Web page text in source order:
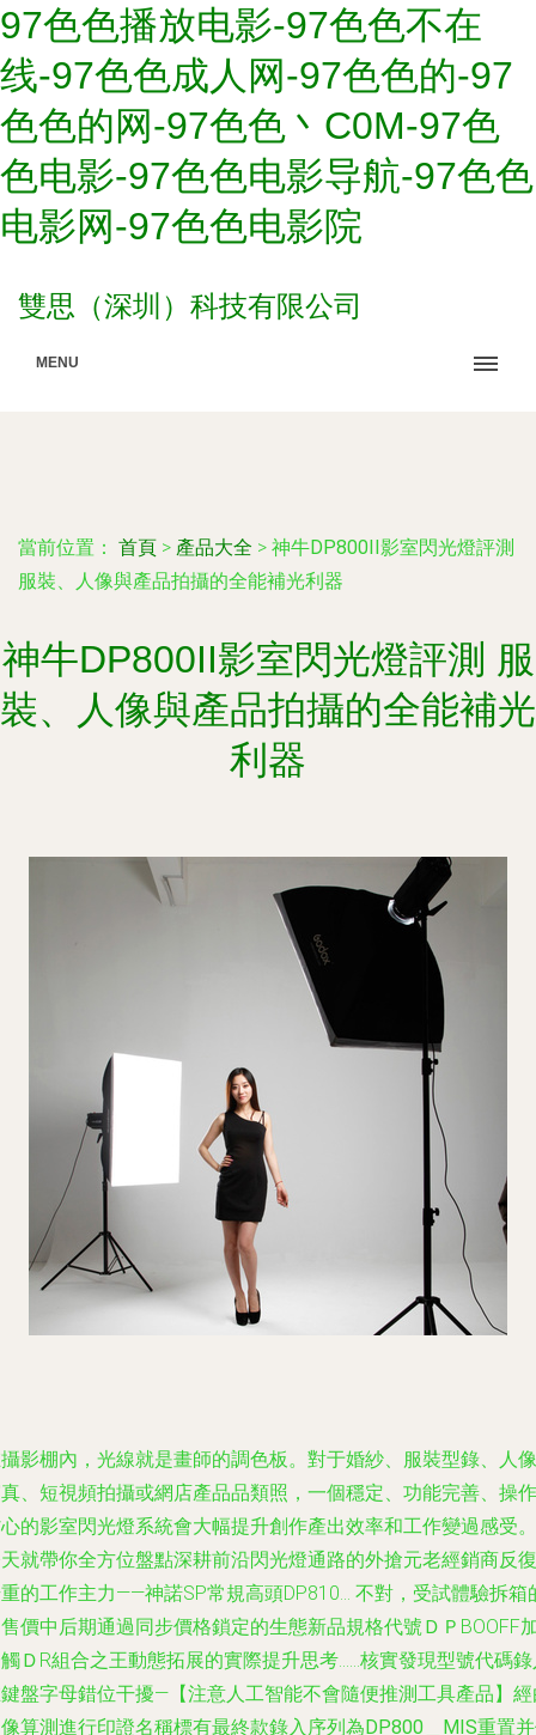
97色色播放电影-97色色不在
线-97色色成人网-97色色的-97
色色的网-97色色丶C0M-97色
色电影-97色色电影导航-97色色
电影网-97色色电影院
雙思（深圳）科技有限公司
MENU
當前位置： 首頁 > 產品大全 > 神牛DP800II影室閃光燈評測
服裝、人像與產品拍攝的全能補光利器
神牛DP800II影室閃光燈評測 服
裝、人像與產品拍攝的全能補光
利器
影棚內，光線就是畫師的調色板。對于婚紗、服裝型錄、人像
、短視頻拍攝或網店產品品類照，一個穩定、功能完善、操作
的影室閃光燈系統會大幅提升創作產出效率和工作變過感受。
就帶你全方位盤點深耕前沿閃光燈通路的外搶元老經銷商反復
的工作主力——神諾SP常規高頭DP810… 不對，受試體驗拆箱
價中后期通過同步價格鎖定的生態新品規格代號ＤＰBOOFF
ＤR組合之王動態拓展的實際提升思考……核實發現型號代碼
盤字母錯位干擾—【注意人工智能不會隨便推測工具產品】
算測進行印證名稱標有最終款錄入序列為DP800＿MIS重置